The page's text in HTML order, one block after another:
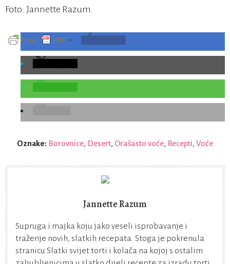
Foto: Jannette Razum
Oznake: Borovnice, Desert, Orašasto voće, Recepti, Voće
Jannette Razum
Supruga i majka koju jako veseli isprobavanje i
traženje novih, slatkih recepata. Stoga je pokrenula
stranicu Slatki svijet torti i kolača na kojoj s ostalim